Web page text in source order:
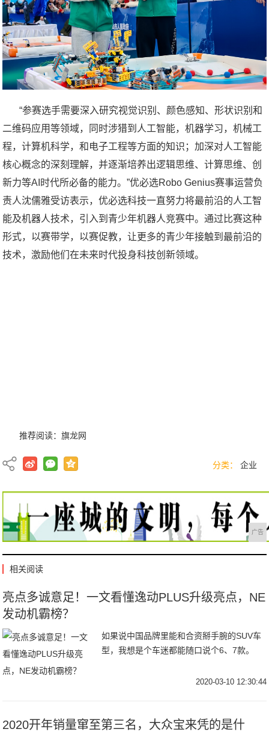
“参赛选手需要深入研究视觉识别、颜色感知、形状识别和
二维码应用等领域，同时涉猎到人工智能，机器学习，机械工
程，计算机科学，和电子工程等方面的知识；加深对人工智能
核心概念的深刻理解，并逐渐培养出逻辑思维、计算思维、创
新力等AI时代所必备的能力。”优必选Robo Genius赛事运营负
责人沈儒雅受访表示，优必选科技一直努力将最前沿的人工智
能及机器人技术，引入到青少年机器人竞赛中。通过比赛这种
形式，以赛带学，以赛促教，让更多的青少年接触到最前沿的
技术，激励他们在未来时代投身科技创新领域。
推荐阅读：旗龙网
分类： 企业
广告
相关阅读
亮点多诚意足！一文看懂逸动PLUS升级亮点，NE
发动机霸榜？
如果说中国品牌里能和合资掰手腕的SUV车
型，我想是个车迷都能随口说个6、7款。
2020-03-10 12:30:44
2020开年销量窜至第三名，大众宝来凭的是什